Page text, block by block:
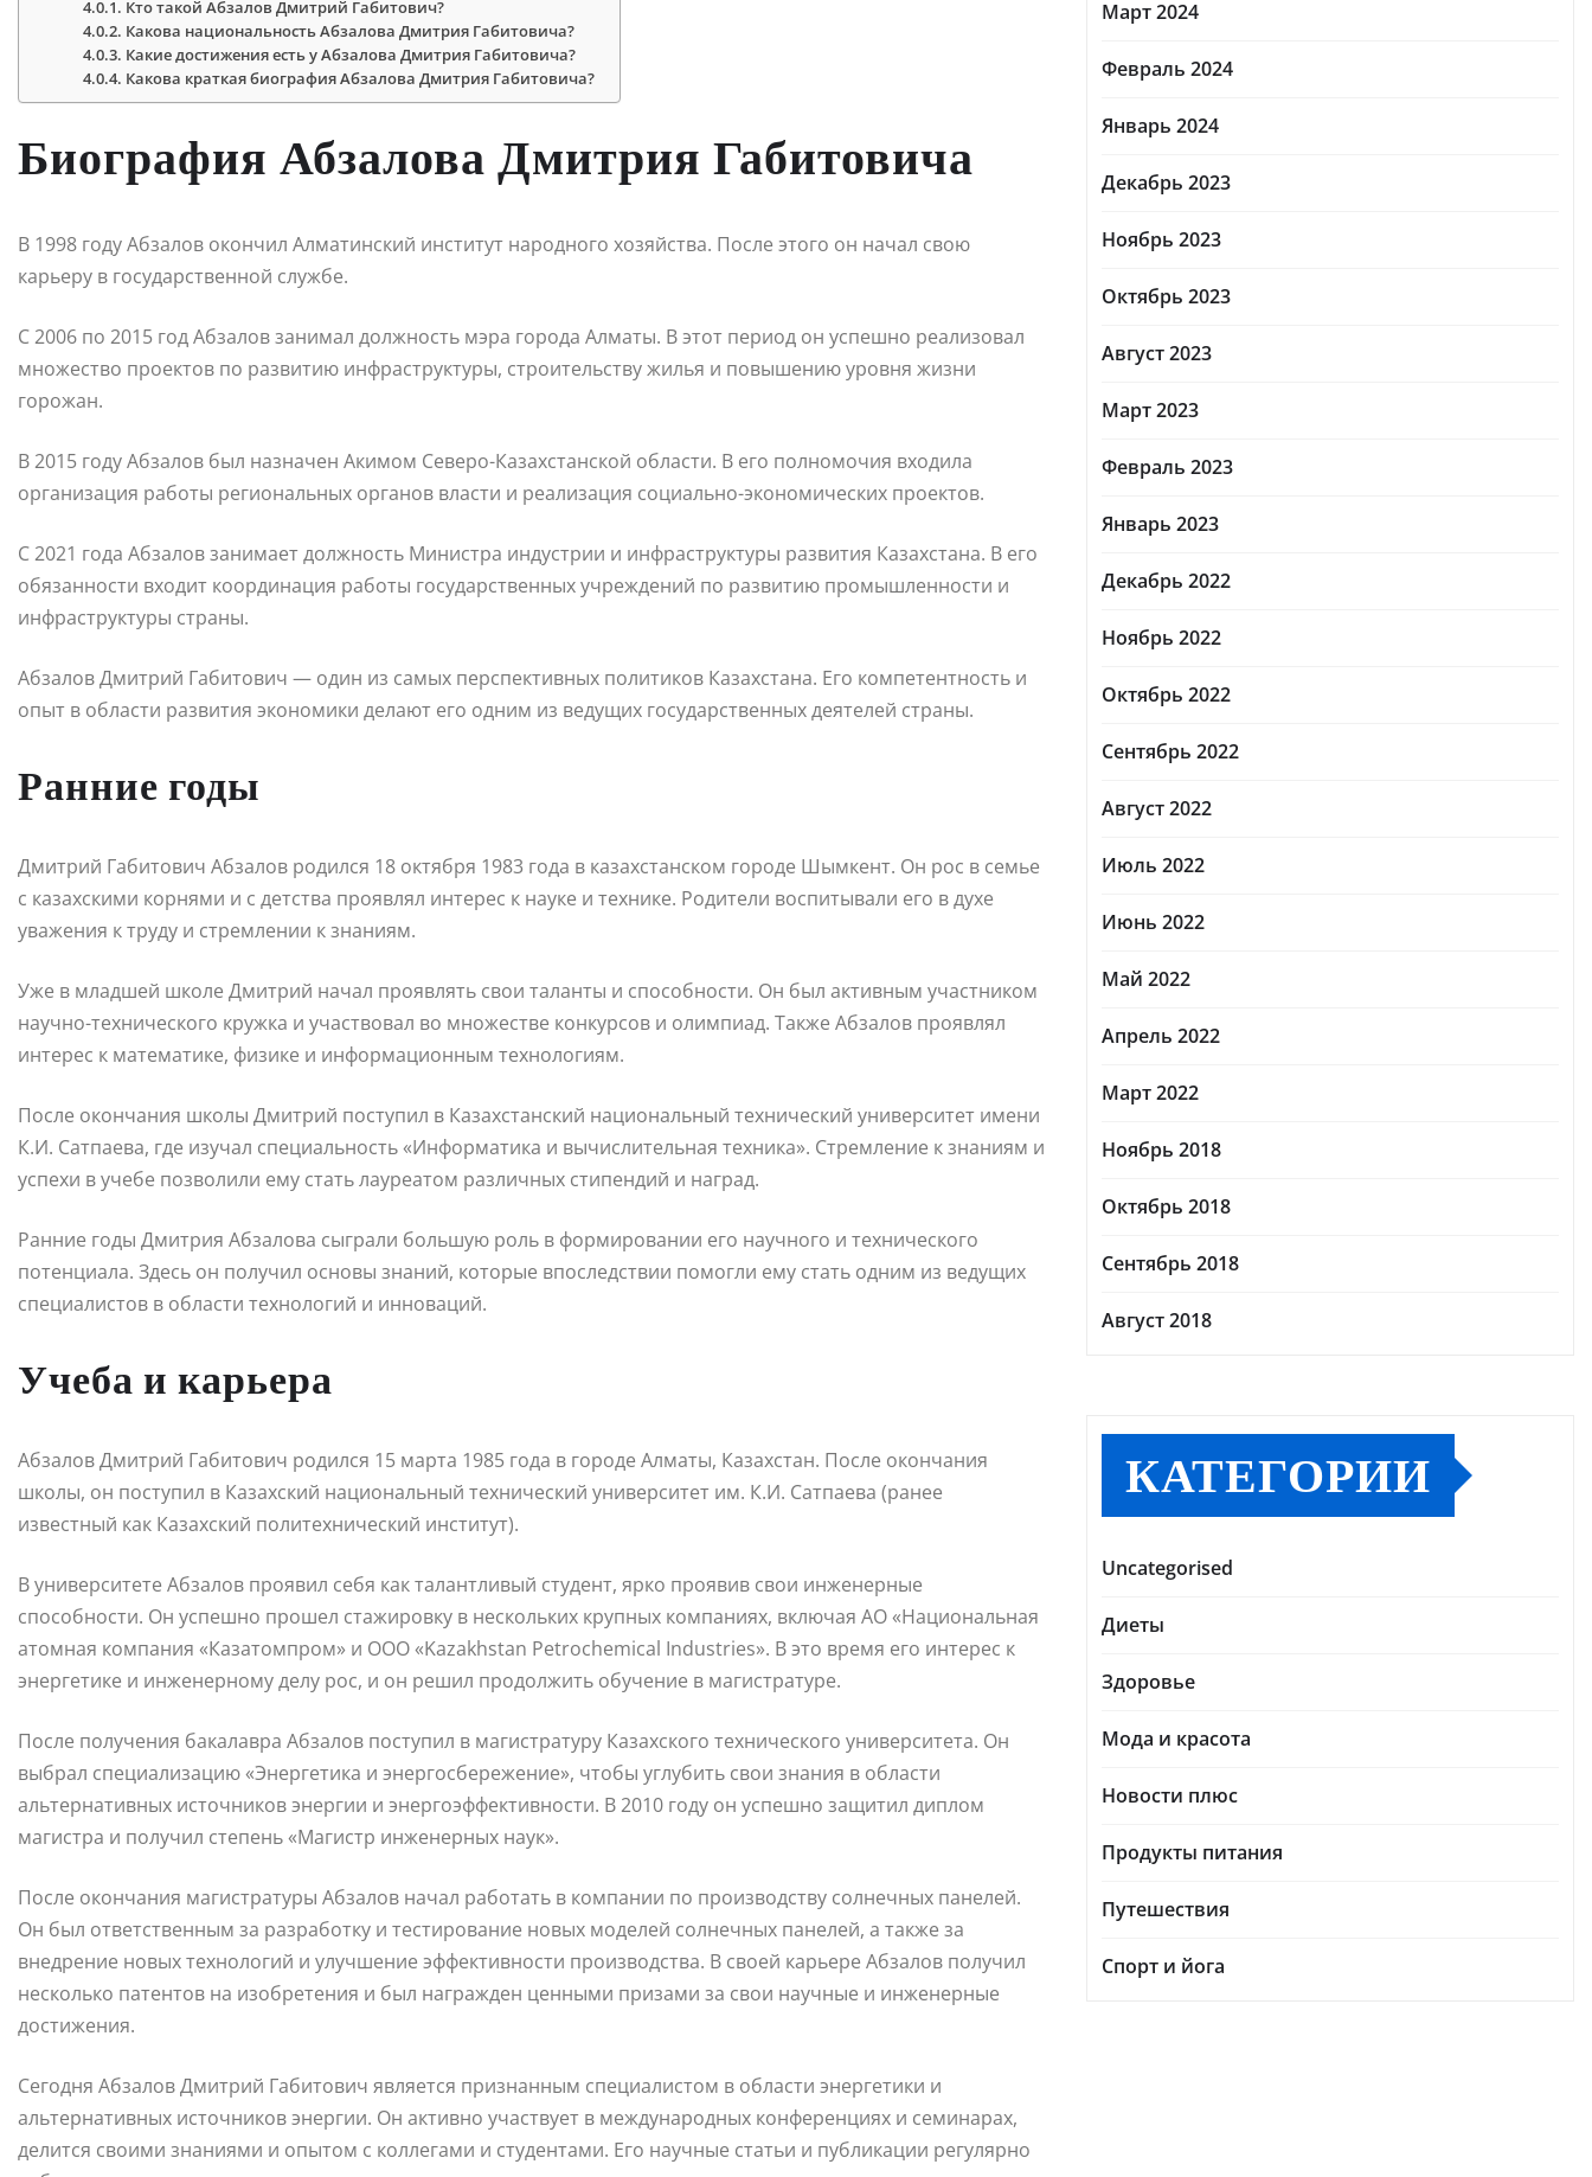
Кто такой Абзалов Дмитрий Габитович?
Какова национальность Абзалова Дмитрия Габитовича?
Какие достижения есть у Абзалова Дмитрия Габитовича?
Какова краткая биография Абзалова Дмитрия Габитовича?
Биография Абзалова Дмитрия Габитовича
В 1998 году Абзалов окончил Алматинский институт народного хозяйства. После этого он начал свою
карьеру в государственной службе.
С 2006 по 2015 год Абзалов занимал должность мэра города Алматы. В этот период он успешно реализовал
множество проектов по развитию инфраструктуры, строительству жилья и повышению уровня жизни
горожан.
В 2015 году Абзалов был назначен Акимом Северо-Казахстанской области. В его полномочия входила
организация работы региональных органов власти и реализация социально-экономических проектов.
С 2021 года Абзалов занимает должность Министра индустрии и инфраструктуры развития Казахстана. В его
обязанности входит координация работы государственных учреждений по развитию промышленности и
инфраструктуры страны.
Абзалов Дмитрий Габитович — один из самых перспективных политиков Казахстана. Его компетентность и
опыт в области развития экономики делают его одним из ведущих государственных деятелей страны.
Ранние годы
Дмитрий Габитович Абзалов родился 18 октября 1983 года в казахстанском городе Шымкент. Он рос в семье
с казахскими корнями и с детства проявлял интерес к науке и технике. Родители воспитывали его в духе
уважения к труду и стремлении к знаниям.
Уже в младшей школе Дмитрий начал проявлять свои таланты и способности. Он был активным участником
научно-технического кружка и участвовал во множестве конкурсов и олимпиад. Также Абзалов проявлял
интерес к математике, физике и информационным технологиям.
После окончания школы Дмитрий поступил в Казахстанский национальный технический университет имени
К.И. Сатпаева, где изучал специальность «Информатика и вычислительная техника». Стремление к знаниям и
успехи в учебе позволили ему стать лауреатом различных стипендий и наград.
Ранние годы Дмитрия Абзалова сыграли большую роль в формировании его научного и технического
потенциала. Здесь он получил основы знаний, которые впоследствии помогли ему стать одним из ведущих
специалистов в области технологий и инноваций.
Учеба и карьера
Абзалов Дмитрий Габитович родился 15 марта 1985 года в городе Алматы, Казахстан. После окончания
школы, он поступил в Казахский национальный технический университет им. К.И. Сатпаева (ранее
известный как Казахский политехнический институт).
В университете Абзалов проявил себя как талантливый студент, ярко проявив свои инженерные
способности. Он успешно прошел стажировку в нескольких крупных компаниях, включая АО «Национальная
атомная компания «Казатомпром» и ООО «Kazakhstan Petrochemical Industries». В это время его интерес к
энергетике и инженерному делу рос, и он решил продолжить обучение в магистратуре.
После получения бакалавра Абзалов поступил в магистратуру Казахского технического университета. Он
выбрал специализацию «Энергетика и энергосбережение», чтобы углубить свои знания в области
альтернативных источников энергии и энергоэффективности. В 2010 году он успешно защитил диплом
магистра и получил степень «Магистр инженерных наук».
После окончания магистратуры Абзалов начал работать в компании по производству солнечных панелей.
Он был ответственным за разработку и тестирование новых моделей солнечных панелей, а также за
внедрение новых технологий и улучшение эффективности производства. В своей карьере Абзалов получил
несколько патентов на изобретения и был награжден ценными призами за свои научные и инженерные
достижения.
Сегодня Абзалов Дмитрий Габитович является признанным специалистом в области энергетики и
альтернативных источников энергии. Он активно участвует в международных конференциях и семинарах,
делится своими знаниями и опытом с коллегами и студентами. Его научные статьи и публикации регулярно
Март 2024
Февраль 2024
Январь 2024
Декабрь 2023
Ноябрь 2023
Октябрь 2023
Август 2023
Март 2023
Февраль 2023
Январь 2023
Декабрь 2022
Ноябрь 2022
Октябрь 2022
Сентябрь 2022
Август 2022
Июль 2022
Июнь 2022
Май 2022
Апрель 2022
Март 2022
Ноябрь 2018
Октябрь 2018
Сентябрь 2018
Август 2018
КАТЕГОРИИ
Uncategorised
Диеты
Здоровье
Мода и красота
Новости плюс
Продукты питания
Путешествия
Спорт и йога